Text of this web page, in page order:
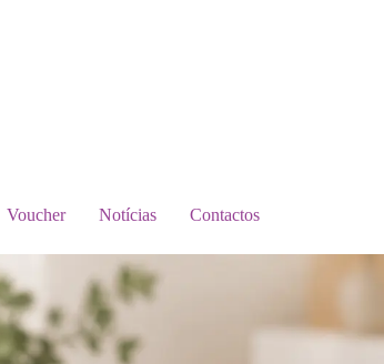
Voucher Notícias Contactos